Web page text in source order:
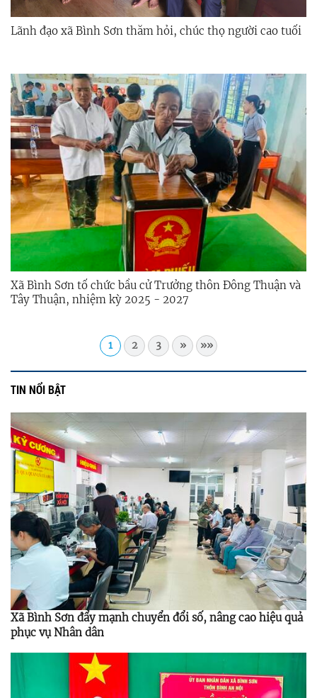
Lãnh đạo xã Bình Sơn thăm hỏi, chúc thọ người cao tuổi
Xã Bình Sơn tổ chức bầu cử Trưởng thôn Đông Thuận và
Tây Thuận, nhiệm kỳ 2025 - 2027
1 2 3 » »»
TIN NỔI BẬT
Xã Bình Sơn đẩy mạnh chuyển đổi số, nâng cao hiệu quả
phục vụ Nhân dân